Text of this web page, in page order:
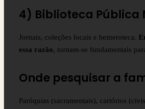
4) Biblioteca Pública
Jornais, coleções locais e hemeroteca.
essa razão, tornam-se fundamentais
Onde pesquisar a
Paróquias (sacramentais), cartórios